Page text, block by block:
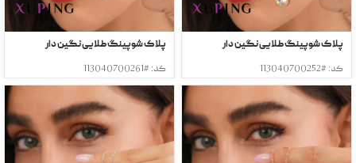
پلاک شوپینگ طلایی نگین دار
کد: #113040700252
پلاک شوپینگ طلایی نگین دار
کد: #113040700261